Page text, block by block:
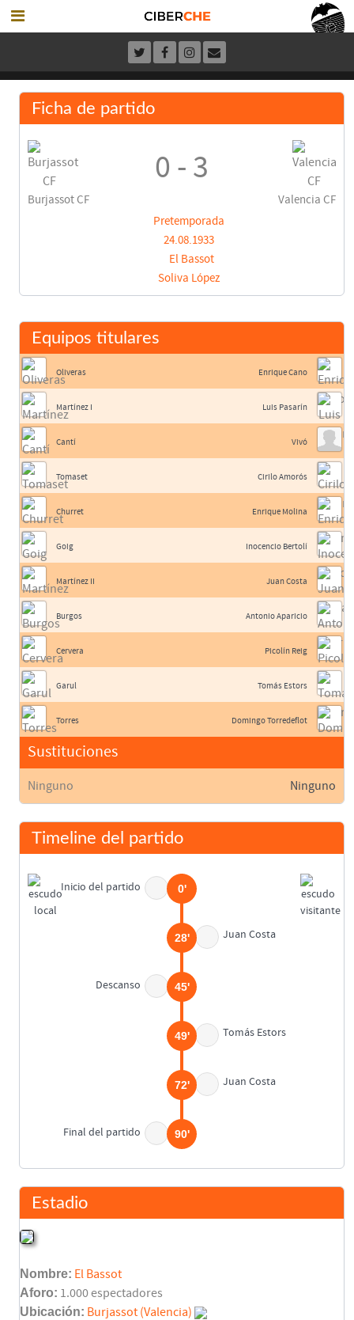
Ficha de partido
Burjassot CF
0 - 3
Valencia CF
Pretemporada
24.08.1933
El Bassot
Soliva López
Equipos titulares
Oliveras
Martínez I
Cantí
Tomaset
Churret
Goig
Martínez II
Burgos
Cervera
Garul
Torres
Sustituciones
Ninguno
Enrique Cano
Luis Pasarín
Vivó
Cirilo Amorós
Enrique Molina
Inocencio Bertolí
Juan Costa
Antonio Aparicio
Picolín Reig
Tomás Estors
Domingo Torredeflot
Ninguno
Timeline del partido
Inicio del partido 0'
Juan Costa
28'
Descanso 45'
Tomás Estors
49'
Juan Costa
72'
Final del partido 90'
Estadio
Nombre: El Bassot
Aforo: 1.000 espectadores
Ubicación: Burjassot (Valencia)